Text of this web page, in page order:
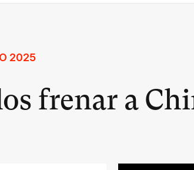
2025
frenar a